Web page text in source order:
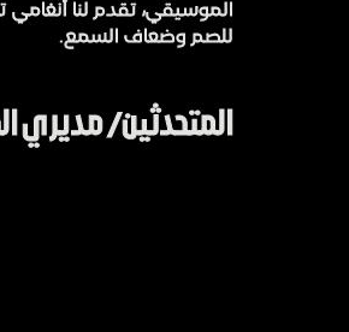
الموسيقي، تقدم لنا
للصم وضعاف السمع.
المتحدثين/ مديري